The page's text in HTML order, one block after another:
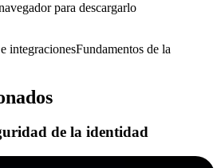
para descargarlo
integracionesFundamentos de la
de la identidad